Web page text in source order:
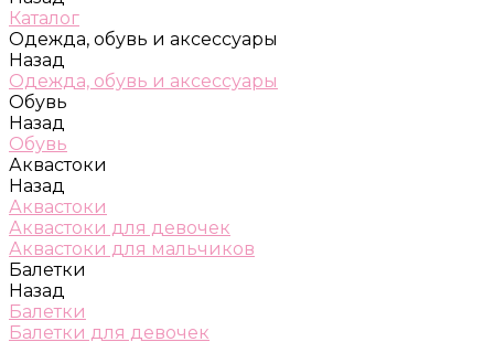
Каталог
Одежда, обувь и аксессуары
Назад
Одежда, обувь и аксессуары
Обувь
Назад
Обувь
Аквастоки
Назад
Аквастоки
Аквастоки для девочек
Аквастоки для мальчиков
Балетки
Назад
Балетки
Балетки для девочек